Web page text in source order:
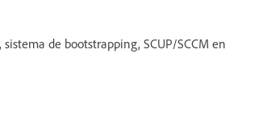
de bootstrapping, SCUP/SCCM en